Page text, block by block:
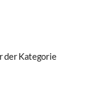
der Kategorie